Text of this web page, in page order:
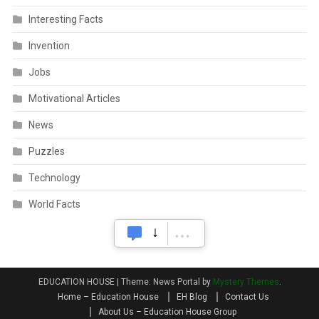
Interesting Facts
Invention
Jobs
Motivational Articles
News
Puzzles
Technology
World Facts
EDUCATION HOUSE Theme: News Portal by Mystery Themes.
Home – Education House
EH Blog
Contact Us
About Us – Education House Group